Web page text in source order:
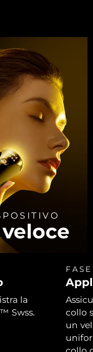
la
Swss.
collo
un